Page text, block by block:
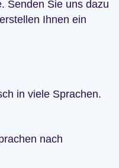
Senden Sie uns dazu
Ihnen ein
in viele Sprachen.
nach